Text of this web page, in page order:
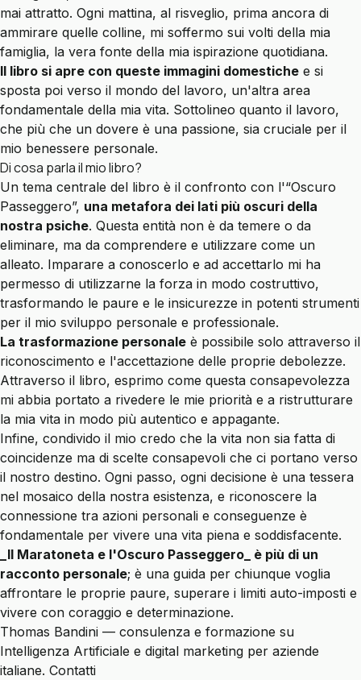
mai attratto. Ogni mattina, al risveglio, prima ancora di
ammirare quelle colline, mi soffermo sui volti della mia
famiglia, la vera fonte della mia ispirazione quotidiana.
Il libro si apre con queste immagini domestiche e si
sposta poi verso il mondo del lavoro, un'altra area
fondamentale della mia vita. Sottolineo quanto il lavoro,
che più che un dovere è una passione, sia cruciale per il
mio benessere personale.
Di cosa parla il mio libro?
Un tema centrale del libro è il confronto con l'“Oscuro
Passeggero”, una metafora dei lati più oscuri della
nostra psiche. Questa entità non è da temere o da
eliminare, ma da comprendere e utilizzare come un
alleato. Imparare a conoscerlo e ad accettarlo mi ha
permesso di utilizzarne la forza in modo costruttivo,
trasformando le paure e le insicurezze in potenti strumenti
per il mio sviluppo personale e professionale.
La trasformazione personale è possibile solo attraverso il
riconoscimento e l'accettazione delle proprie debolezze.
Attraverso il libro, esprimo come questa consapevolezza
mi abbia portato a rivedere le mie priorità e a ristrutturare
la mia vita in modo più autentico e appagante.
Infine, condivido il mio credo che la vita non sia fatta di
coincidenze ma di scelte consapevoli che ci portano verso
il nostro destino. Ogni passo, ogni decisione è una tessera
nel mosaico della nostra esistenza, e riconoscere la
connessione tra azioni personali e conseguenze è
fondamentale per vivere una vita piena e soddisfacente.
_Il Maratoneta e l'Oscuro Passeggero_ è più di un
racconto personale; è una guida per chiunque voglia
affrontare le proprie paure, superare i limiti auto-imposti e
vivere con coraggio e determinazione.
Thomas Bandini — consulenza e formazione su
Intelligenza Artificiale e digital marketing per aziende
italiane. Contatti